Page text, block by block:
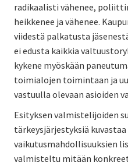
radikaalisti vähenee,
heikkenee ja vähenee.
viidestä palkatusta
ei edusta kaikkia
kykene myöskään
toimialojen toimintaan ja
vastuulla olevaan asioiden
Esityksen valmistelijoiden
tärkeysjärjestyksiä
vaikutusmahdollisuuksien
valmisteltu mitään